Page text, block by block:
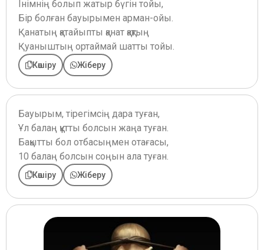
Інімнің болып жатыр бүгін тойы,
Бір болған бауырымен арман-ойы.
Қанатың қатайыпты қанат қақтың
Қуаныштың ортаймай шатты тойы.
Көшіру Жіберу
Бауырым, тірегімсің дара туған,
Ұл балаң құтты болсын жаңа туған.
Бақытты бол отбасыңмен отағасы,
10 балаң болсын соңын ала туған.
Көшіру Жіберу